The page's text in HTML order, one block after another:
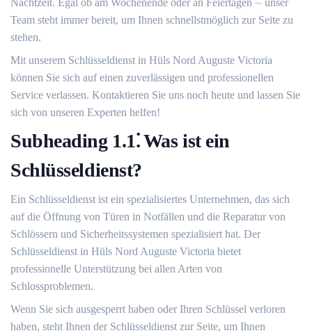
Nachtzeit. Egal ob am Wochenende oder an Feiertagen ⏤ unser
Team steht immer bereit, um Ihnen schnellstmöglich zur Seite zu
stehen.​
Mit unserem Schlüsseldienst in Hüls Nord Auguste Victoria
können Sie sich auf einen zuverlässigen und professionellen
Service verlassen.​ Kontaktieren Sie uns noch heute und lassen Sie
sich von unseren Experten helfen!​
Subheading 1.​1⁚ Was ist ein
Schlüsseldienst?​
Ein Schlüsseldienst ist ein spezialisiertes Unternehmen, das sich
auf die Öffnung von Türen in Notfällen und die Reparatur von
Schlössern und Sicherheitssystemen spezialisiert hat.​ Der
Schlüsseldienst in Hüls Nord Auguste Victoria bietet
professionelle Unterstützung bei allen Arten von
Schlossproblemen.​
Wenn Sie sich ausgesperrt haben oder Ihren Schlüssel verloren
haben, steht Ihnen der Schlüsseldienst zur Seite, um Ihnen